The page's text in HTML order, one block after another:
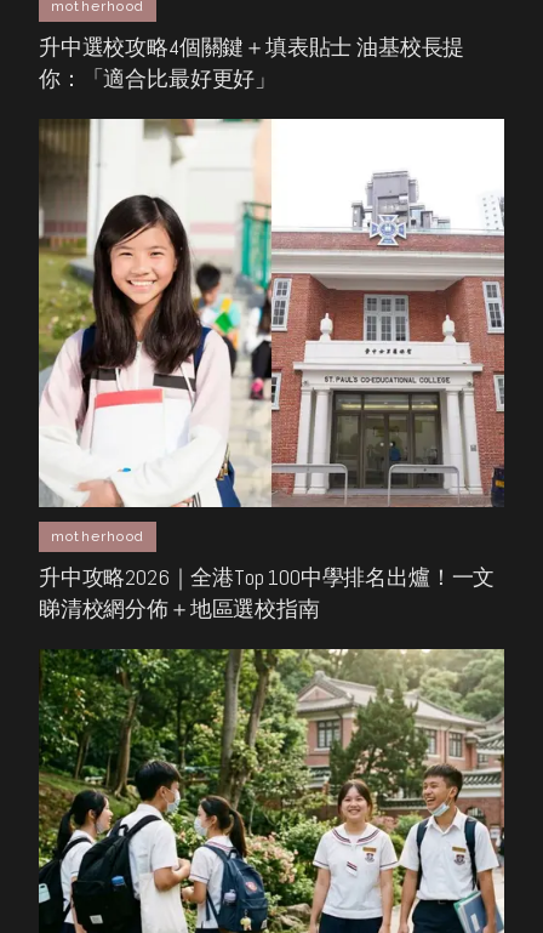
motherhood
升中選校攻略4個關鍵＋填表貼士 油基校長提
你：「適合比最好更好」
motherhood
升中攻略2026｜全港Top 100中學排名出爐！一文
睇清校網分佈＋地區選校指南